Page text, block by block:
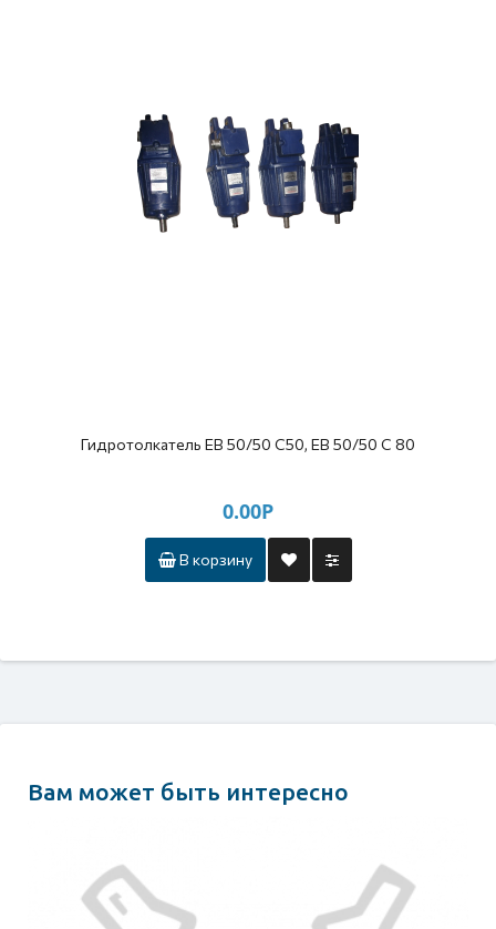
Гидротолкатель EB 50/50 C50, ЕВ 50/50 С 80
0.00Р
В корзину
Вам может быть интересно